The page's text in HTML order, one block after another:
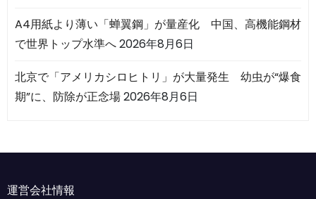
A4用紙より薄い「蝉翼鋼」が量産化 中国、高機能鋼材
で世界トップ水準へ2026年8月6日
北京で「アメリカシロヒトリ」が大量発生 幼虫が“爆食
期”に、防除が正念場2026年8月6日
運営会社情報